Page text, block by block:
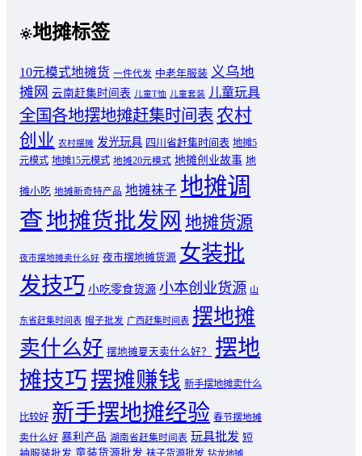
地摊标签
10元模式地摊货 一件代发 中老年服装 义乌地
摊网 云南赶集时间表 儿童T恤 儿童套装 儿童玩具
全国各地摆地摊赶集时间表 农村
创业 农村摆摊 发光玩具 四川省赶集时间表 地摊5
元模式 地摊15元模式 地摊20元模式 地摊创业故事 地
摊小吃 地摊新奇特产品 地摊袜子 地摊调
查地摊货批发网 地摊货源
夜市摆地摊卖什么好 夜市摆地摊货源 女装批
发技巧 小吃零食货源 小本创业货源 山
东省赶集时间表 帽子批发 广西赶集时间表 摆地摊
卖什么好 摆地摊夏天卖什么好？
摆地
摊技巧摆摊赚钱 新手摆地摊卖什么
比较好 新手摆地摊经验 春节摆地摊
卖什么好 暴利产品 湖南省赶集时间表 玩具批发 短
袖服装批发 童装货源批发 袜子货源批发 钻龙地摊